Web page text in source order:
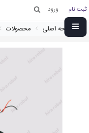
ثبت نام ورود
صفحه اصلی محصولات